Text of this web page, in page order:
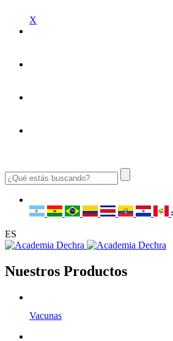
X
ES
Nuestros Productos
Vacunas